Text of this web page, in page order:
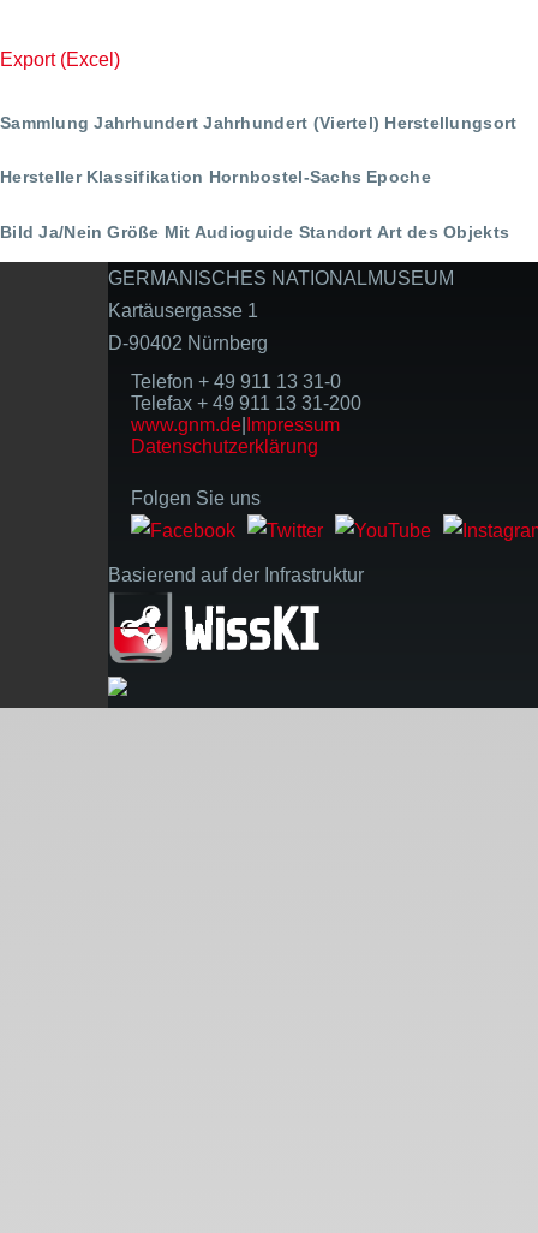
Export (Excel)
Sammlung Jahrhundert Jahrhundert (Viertel) Herstellungsort
Hersteller Klassifikation Hornbostel-Sachs Epoche
Bild Ja/Nein Größe Mit Audioguide Standort Art des Objekts
GERMANISCHES NATIONALMUSEUM
Kartäusergasse 1
D-90402 Nürnberg
Telefon + 49 911 13 31-0
Telefax + 49 911 13 31-200
www.gnm.de Impressum
Datenschutzerklärung
Folgen Sie uns
Basierend auf der Infrastruktur